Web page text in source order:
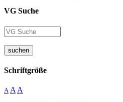
VG Suche
suchen
Schriftgröße
A A A